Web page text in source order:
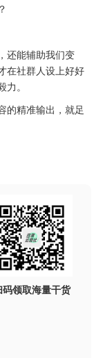
还能辅助我们变
在社群人设上好好
。
的精准输出，就足
码领取海量干货